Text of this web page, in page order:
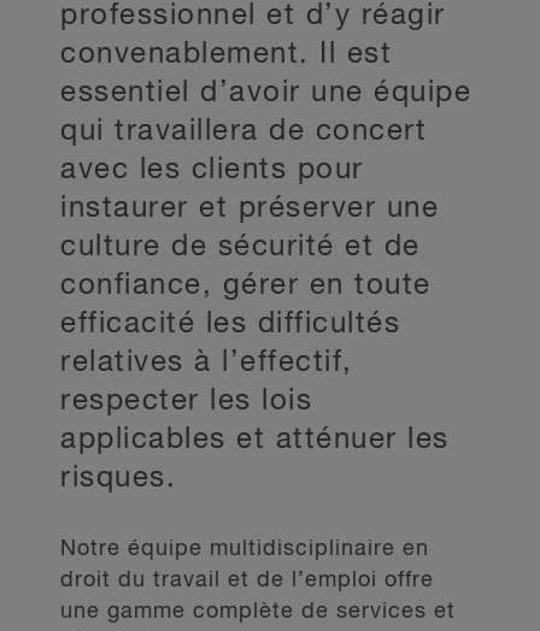
professionnel et d’y réagir
convenablement. Il est
essentiel d’avoir une équipe
qui travaillera de concert
avec les clients pour
instaurer et préserver une
culture de sécurité et de
confiance, gérer en toute
efficacité les difficultés
relatives à l’effectif,
respecter les lois
applicables et atténuer les
risques.
Notre équipe multidisciplinaire en
droit du travail et de l’emploi offre
une gamme complète de services et